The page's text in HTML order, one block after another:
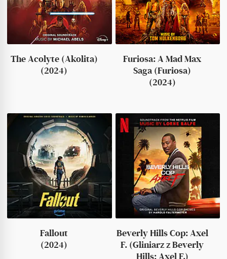
The Acolyte (Akolita)
(2024)
Furiosa: A Mad Max
Saga (Furiosa)
(2024)
Fallout
(2024)
Beverly Hills Cop: Axel
F. (Gliniarz z Beverly
Hills: Axel F.)